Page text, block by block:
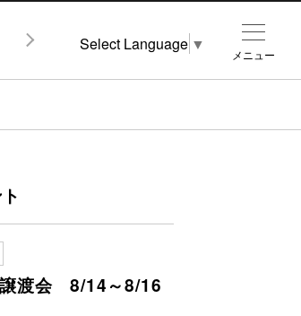
渡会 8/14～8/16
メニュー
Select Language ▼